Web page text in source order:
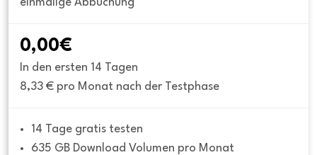
einmalige Abbuchung
0,00€
In den ersten 14 Tagen
8,33 € pro Monat nach der Testphase
14 Tage gratis testen
635 GB Download Volumen pro Monat